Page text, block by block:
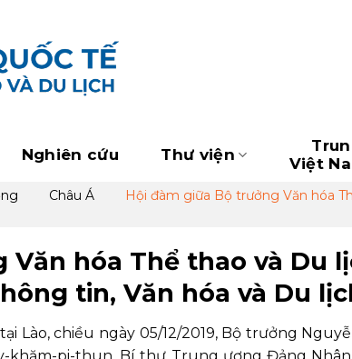
Nghiên cứu Thư viện
Việt
Châu Á
Hội đàm giữa Bộ trưởng Văn hóa
Văn hóa Thể thao và Du
tin, Văn hóa và Du
Lào, chiều ngày 05/12/2019, Bộ trưởng
khăm-pi-thun, Bí thư Trung ương Đảng Nhân